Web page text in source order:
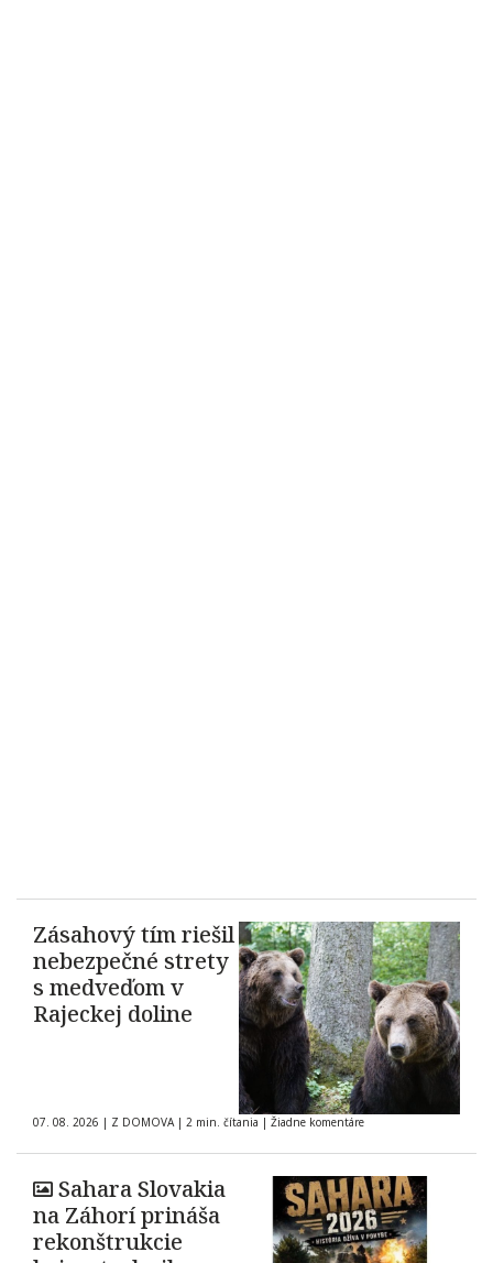
Zásahový tím riešil
nebezpečné strety
s medveďom v
Rajeckej doline
07. 08. 2026 | Z DOMOVA | 2 min. čítania | Žiadne komentáre
Sahara Slovakia
na Záhorí prináša
rekonštrukcie